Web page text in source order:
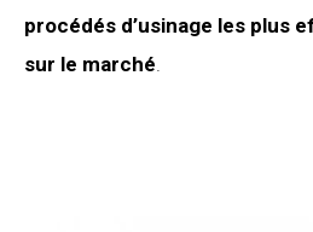
procédés d’usinage les plus
sur le marché.